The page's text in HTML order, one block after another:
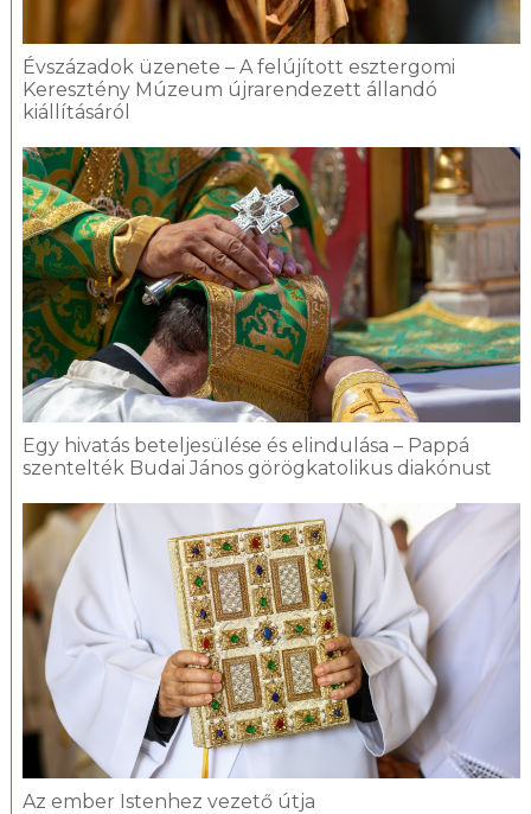
Évszázadok üzenete – A felújított esztergomi
Keresztény Múzeum újrarendezett állandó
kiállításáról
Egy hivatás beteljesülése és elindulása – Pappá
szentelték Budai János görögkatolikus diakónust
Az ember Istenhez vezető útja